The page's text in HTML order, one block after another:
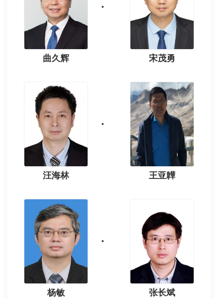
曲久辉 宋茂勇
汪海林 王亚韡
杨敏 张长斌